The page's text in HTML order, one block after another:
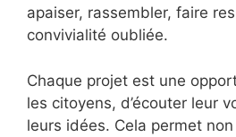
apaiser, rassembler, faire
convivialité oubliée.
Chaque projet est une
les citoyens, d’écouter leur
leurs idées. Cela permet